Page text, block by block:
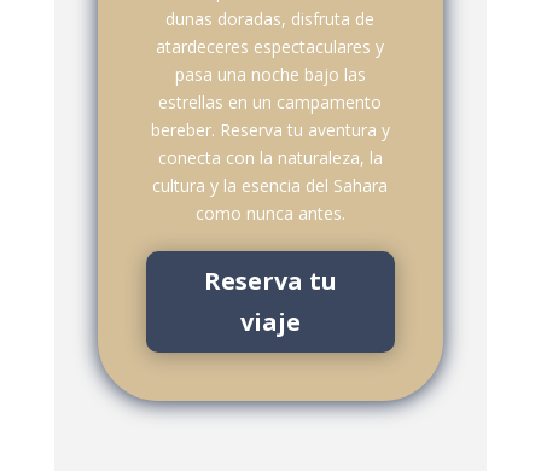
dunas doradas, disfruta de
atardeceres espectaculares y
pasa una noche bajo las
estrellas en un campamento
bereber. Reserva tu aventura y
conecta con la naturaleza, la
cultura y la esencia del Sahara
como nunca antes.
Reserva tu
viaje